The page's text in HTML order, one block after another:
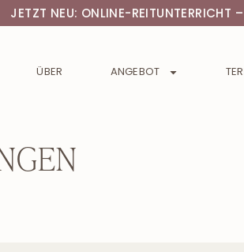
JETZT NEU: ONLINE-REITUNTERRICHT –
ÜBER ANGEBOT